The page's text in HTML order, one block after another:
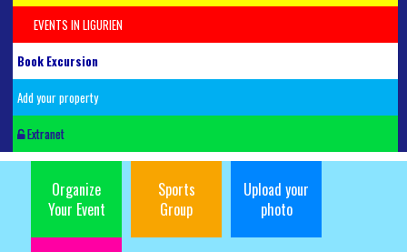
EVENTS IN LIGURIEN
Book Excursion
Add your property
Extranet
Organize
Your Event
Sports
Group
Upload your
photo